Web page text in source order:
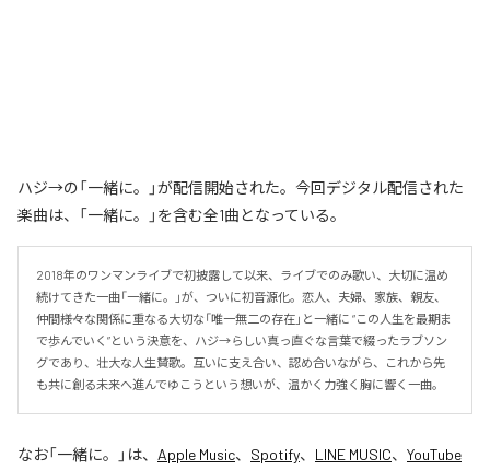
ハジ→の「一緒に。」が配信開始された。今回デジタル配信された
楽曲は、「一緒に。」を含む全1曲となっている。
2018年のワンマンライブで初披露して以来、ライブでのみ歌い、大切に温め
続けてきた一曲「一緒に。」が、ついに初音源化。恋人、夫婦、家族、親友、
仲間――様々な関係に重なる大切な「唯一無二の存在」と一緒に “この人生を最期ま
で歩んでいく”という決意を、ハジ→らしい真っ直ぐな言葉で綴ったラブソン
グであり、壮大な人生賛歌。互いに支え合い、認め合いながら、これから先
も共に創る未来へ進んでゆこうという想いが、温かく力強く胸に響く一曲。
なお「一緒に。 」は、 Apple Music、 Spotify、 LINE MUSIC、 YouTube